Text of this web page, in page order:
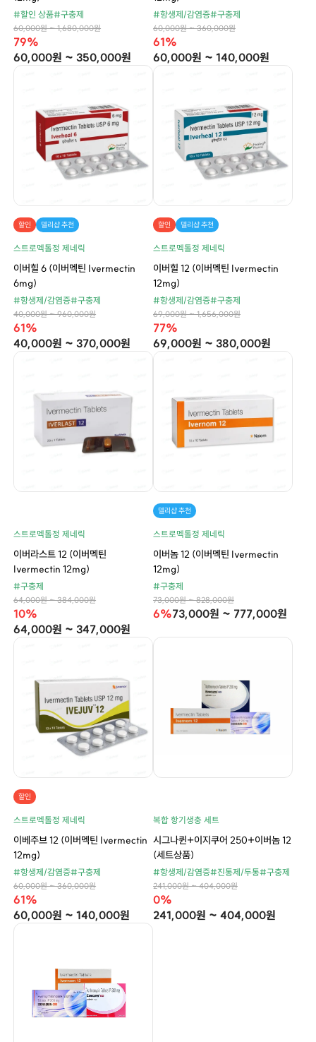
#할인 상품#구충제
60,000원 ~ 1,680,000원
79%
60,000원 ~ 350,000원
#항생제/감염증#구충제
60,000원 ~ 360,000원
61%
60,000원 ~ 140,000원
할인 델리샵 추천
스트로멕톨정 제네릭
이버힐 6 (이버멕틴 Ivermectin
6mg)
#항생제/감염증#구충제
40,000원 ~ 960,000원
61%
40,000원 ~ 370,000원
할인 델리샵 추천
스트로멕톨정 제네릭
이버힐 12 (이버멕틴 Ivermectin
12mg)
#항생제/감염증#구충제
69,000원 ~ 1,656,000원
77%
69,000원 ~ 380,000원
스트로멕톨정 제네릭
이버라스트 12 (이버멕틴
Ivermectin 12mg)
#구충제
64,000원 ~ 384,000원
10%
64,000원 ~ 347,000원
델리샵 추천
스트로멕톨정 제네릭
이버놈 12 (이버멕틴 Ivermectin
12mg)
#구충제
73,000원 ~ 828,000원
6%73,000원 ~ 777,000원
할인
스트로멕톨정 제네릭
이베주브 12 (이버멕틴 Ivermectin
12mg)
#항생제/감염증#구충제
60,000원 ~ 360,000원
61%
60,000원 ~ 140,000원
복합 항기생충 세트
시그나퀸+이지쿠어 250+이버놈 12
(세트상품)
#항생제/감염증#진통제/두통#구충제
241,000원 ~ 404,000원
0%
241,000원 ~ 404,000원